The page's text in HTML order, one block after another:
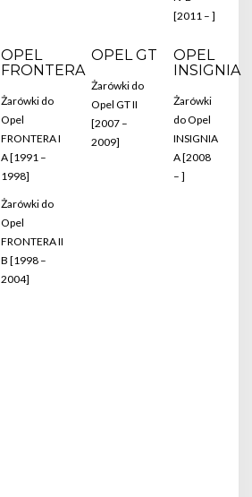
[2011 – ]
OPEL
FRONTERA
Żarówki do
Opel
FRONTERA I
A [1991 –
1998]
Żarówki do
Opel
FRONTERA II
B [1998 –
2004]
OPEL GT
Żarówki do
Opel GT II
[2007 –
2009]
OPEL
INSIGNIA
Żarówki
do Opel
INSIGNIA
A [2008
– ]